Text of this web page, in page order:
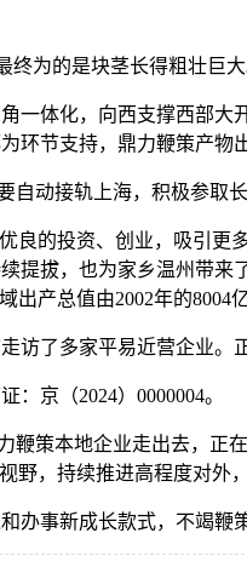
为的是块茎长得粗壮巨大
体化，向西支撑西部大
环节支持，鼎力鞭策产物
动接轨上海，积极参取长
的投资、创业，吸引更
拔，也为家乡温州带
产总值由2002年的8004
了多家平易近营企业。
京（2024）0000004。
本地企业走出去，正
，持续推进高程度对外
事新成长款式，不竭鞭